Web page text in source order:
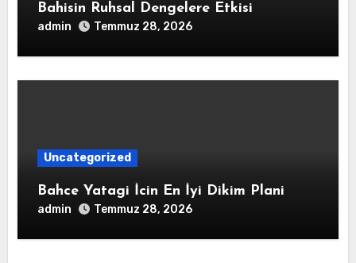
Bahisin Ruhsal Dengelere Etkisi
admin Temmuz 28, 2026
Uncategorized
Bahce Yatagi İcin En İyi Dikim Plani
admin Temmuz 28, 2026